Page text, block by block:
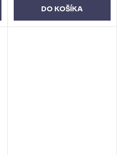
DO KOŠÍKA